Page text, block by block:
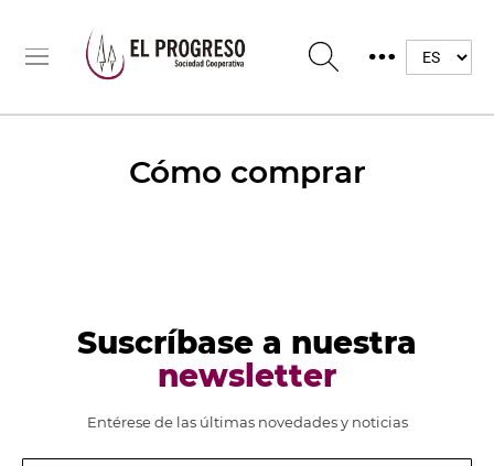
Cómo comprar
Suscríbase a nuestra
newsletter
Entérese de las últimas novedades y noticias